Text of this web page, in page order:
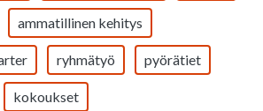
ammatillinen kehitys
ryhmätyö pyörätiet
kokoukset